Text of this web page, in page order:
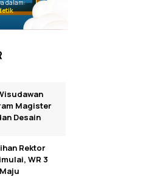
dalam:
Magister
Desain
Rektor
WR 3